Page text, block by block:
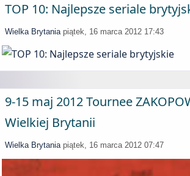
TOP 10: Najlepsze seriale
Wielka Brytania piątek, 16 marca 2012 17:43
9-15 maj 2012 Tournee
Wielkiej Brytanii
Wielka Brytania piątek, 16 marca 2012 07:47